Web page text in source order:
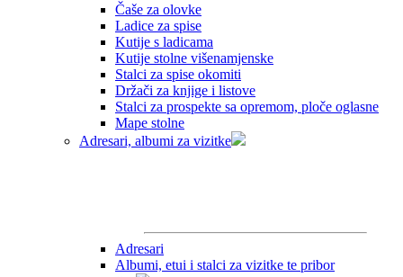
Čaše za olovke
Ladice za spise
Kutije s ladicama
Kutije stolne višenamjenske
Stalci za spise okomiti
Držači za knjige i listove
Stalci za prospekte sa opremom, ploče oglasne
Mape stolne
Adresari, albumi za vizitke
Adresari
Albumi, etui i stalci za vizitke te pribor